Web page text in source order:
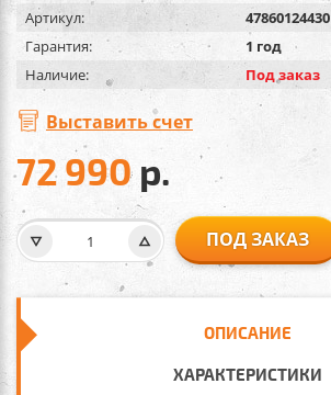
Артикул:
47860124430
Гарантия:
1 год
Наличие:
Под заказ
Выставить счет
72 990р.
ПОД ЗАКАЗ
ОПИСАНИЕ
ХАРАКТЕРИСТИКИ